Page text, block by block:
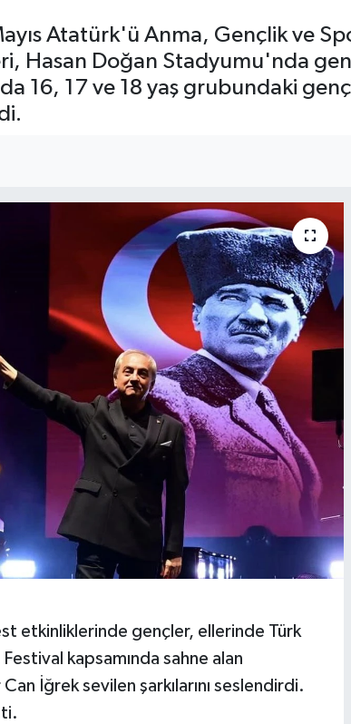
Atatürk'ü Anma, Gençlik ve
Hasan Doğan Stadyumu'nda
16, 17 ve 18 yaş grubundaki
etkinliklerinde gençler, ellerinde Türk
kapsamında sahne alan
İğrek sevilen şarkılarını seslendirdi.